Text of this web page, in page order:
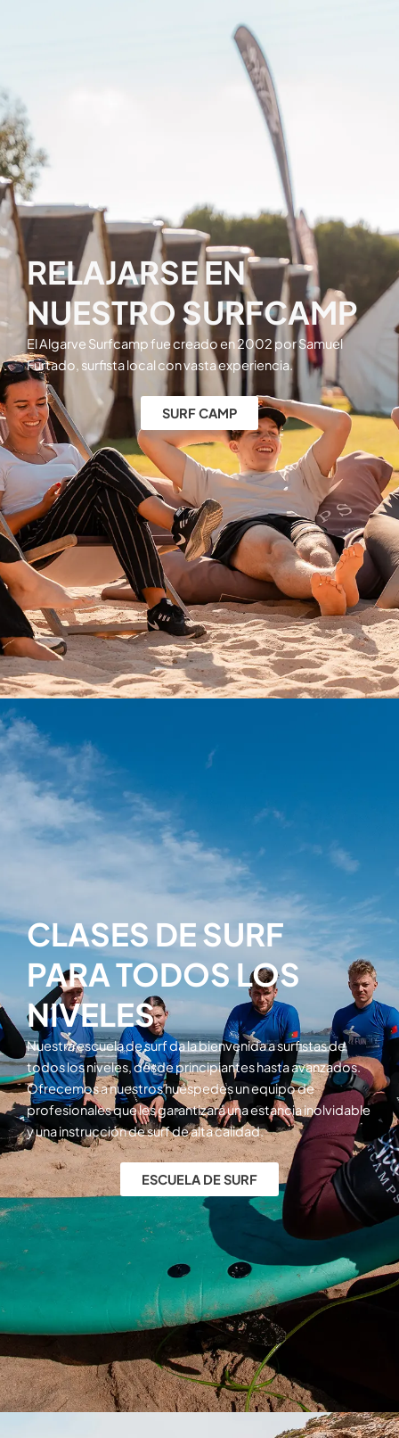
RELAJARSE EN
NUESTRO SURFCAMP
El Algarve Surfcamp fue creado en 2002 por Samuel
Furtado, surfista local con vasta experiencia.
SURF CAMP
CLASES DE SURF
PARA TODOS LOS
NIVELES
Nuestra escuela de surf da la bienvenida a surfistas de
todos los niveles, desde principiantes hasta avanzados.
Ofrecemos a nuestros huéspedes un equipo de
profesionales que les garantizará una estancia inolvidable
y una instrucción de surf de alta calidad.
ESCUELA DE SURF